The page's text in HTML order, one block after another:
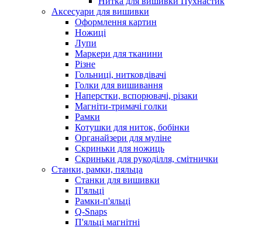
Аксесуари для вишивки
Оформлення картин
Ножиці
Лупи
Маркери для тканини
Різне
Гольниці, нитковдівачі
Голки для вишивання
Наперстки, вспорювачі, різаки
Магніти-тримачі голки
Рамки
Котушки для ниток, бобінки
Органайзери для муліне
Скриньки для ножиць
Скриньки для рукоділля, смітнички
Станки, рамки, пяльца
Станки для вишивки
П'яльці
Рамки-п'яльці
Q-Snaps
П'яльці магнітні